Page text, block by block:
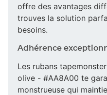
offre des avantages
trouves la solution
besoins.
Adhérence
Les rubans
olive - #AA8A00 te
monstrueuse qui